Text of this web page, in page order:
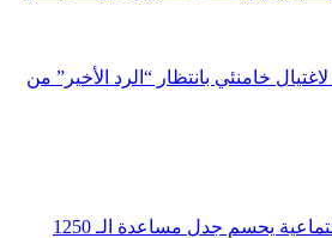
خامنئي بانتظار “الرد الأخير” من
بيان من التنمية الاجتماعية يحسم جدل مساعدة الـ 1250